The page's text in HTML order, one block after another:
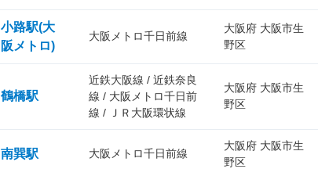
小路駅(大
阪メトロ)
大阪メトロ千日前線
大阪府 大阪市生
野区
鶴橋駅
近鉄大阪線 / 近鉄奈良
線 / 大阪メトロ千日前
線 / ＪＲ大阪環状線
大阪府 大阪市生
野区
南巽駅 大阪メトロ千日前線
大阪府 大阪市生
野区